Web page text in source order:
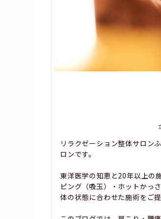
リラクゼーション整体サロン
ロンです。
東洋医学の知恵と20年以上の
ピング（吸玉）・ホットかっ
体の状態に合わせた施術をご